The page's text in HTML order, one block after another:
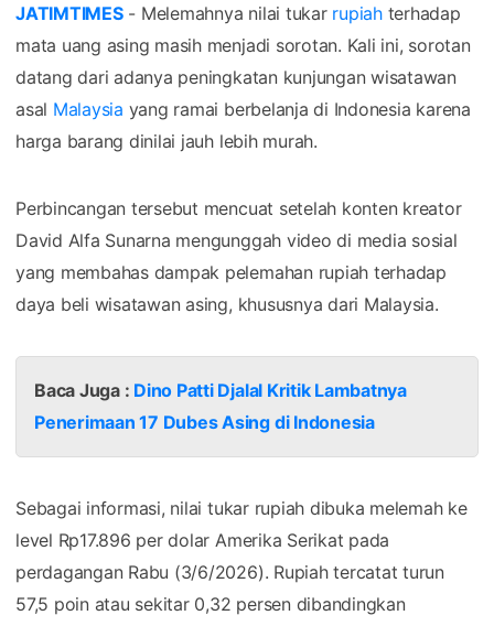
JATIMTIMES- Melemahnya nilai tukar rupiahterhadap
mata uang asing masih menjadi sorotan. Kali ini, sorotan
datang dari adanya peningkatan kunjungan wisatawan
asal Malaysia yang ramai berbelanja di Indonesia karena
harga barang dinilai jauh lebih murah.
Perbincangan tersebut mencuat setelah konten kreator
David Alfa Sunarna mengunggah video di media sosial
yang membahas dampak pelemahan rupiah terhadap
daya beli wisatawan asing, khususnya dari Malaysia.
Baca Juga : Dino Patti Djalal Kritik Lambatnya
Penerimaan 17 Dubes Asing di Indonesia
Sebagai informasi, nilai tukar rupiah dibuka melemah ke
level Rp17.896 per dolar Amerika Serikat pada
perdagangan Rabu (3/6/2026). Rupiah tercatat turun
57,5 poin atau sekitar 0,32 persen dibandingkan